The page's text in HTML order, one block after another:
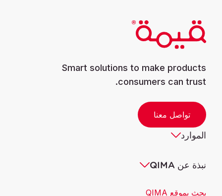
Smart solutions to make products
consumers can trust.
تواصل معنا
الموارد
نبذة عن QIMA
بحث بموقع QIMA